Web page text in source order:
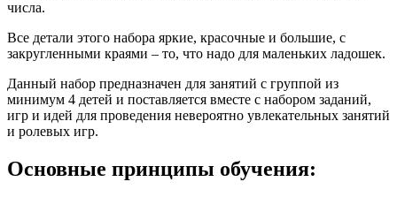
числа.
Все детали этого набора яркие, красочные и большие, с
закругленными краями – то, что надо для маленьких ладошек.
Данный набор предназначен для занятий с группой из
минимум 4 детей и поставляется вместе с набором заданий,
игр и идей для проведения невероятно увлекательных занятий
и ролевых игр.
Основные принципы обучения: